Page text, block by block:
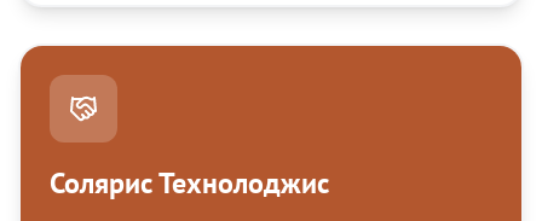
Солярис Технолоджис